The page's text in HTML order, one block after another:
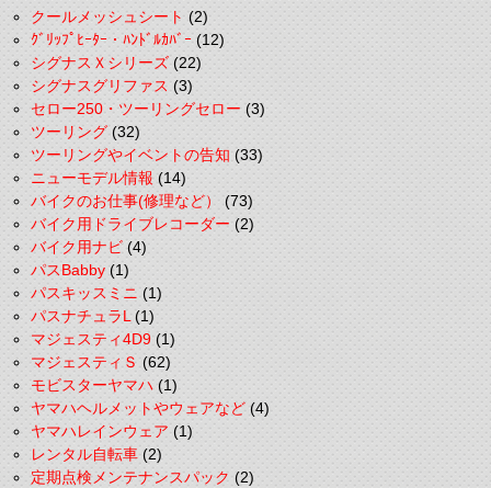
クールメッシュシート(2)
ｸﾞﾘｯﾌﾟﾋｰﾀｰ・ﾊﾝﾄﾞﾙｶﾊﾞｰ(12)
シグナスＸシリーズ(22)
シグナスグリファス(3)
セロー250・ツーリングセロー(3)
ツーリング(32)
ツーリングやイベントの告知(33)
ニューモデル情報(14)
バイクのお仕事(修理など）(73)
バイク用ドライブレコーダー(2)
バイク用ナビ(4)
パスBabby(1)
パスキッスミニ(1)
パスナチュラL(1)
マジェスティ4D9(1)
マジェスティＳ(62)
モビスターヤマハ(1)
ヤマハヘルメットやウェアなど(4)
ヤマハレインウェア(1)
レンタル自転車(2)
定期点検メンテナンスパック(2)